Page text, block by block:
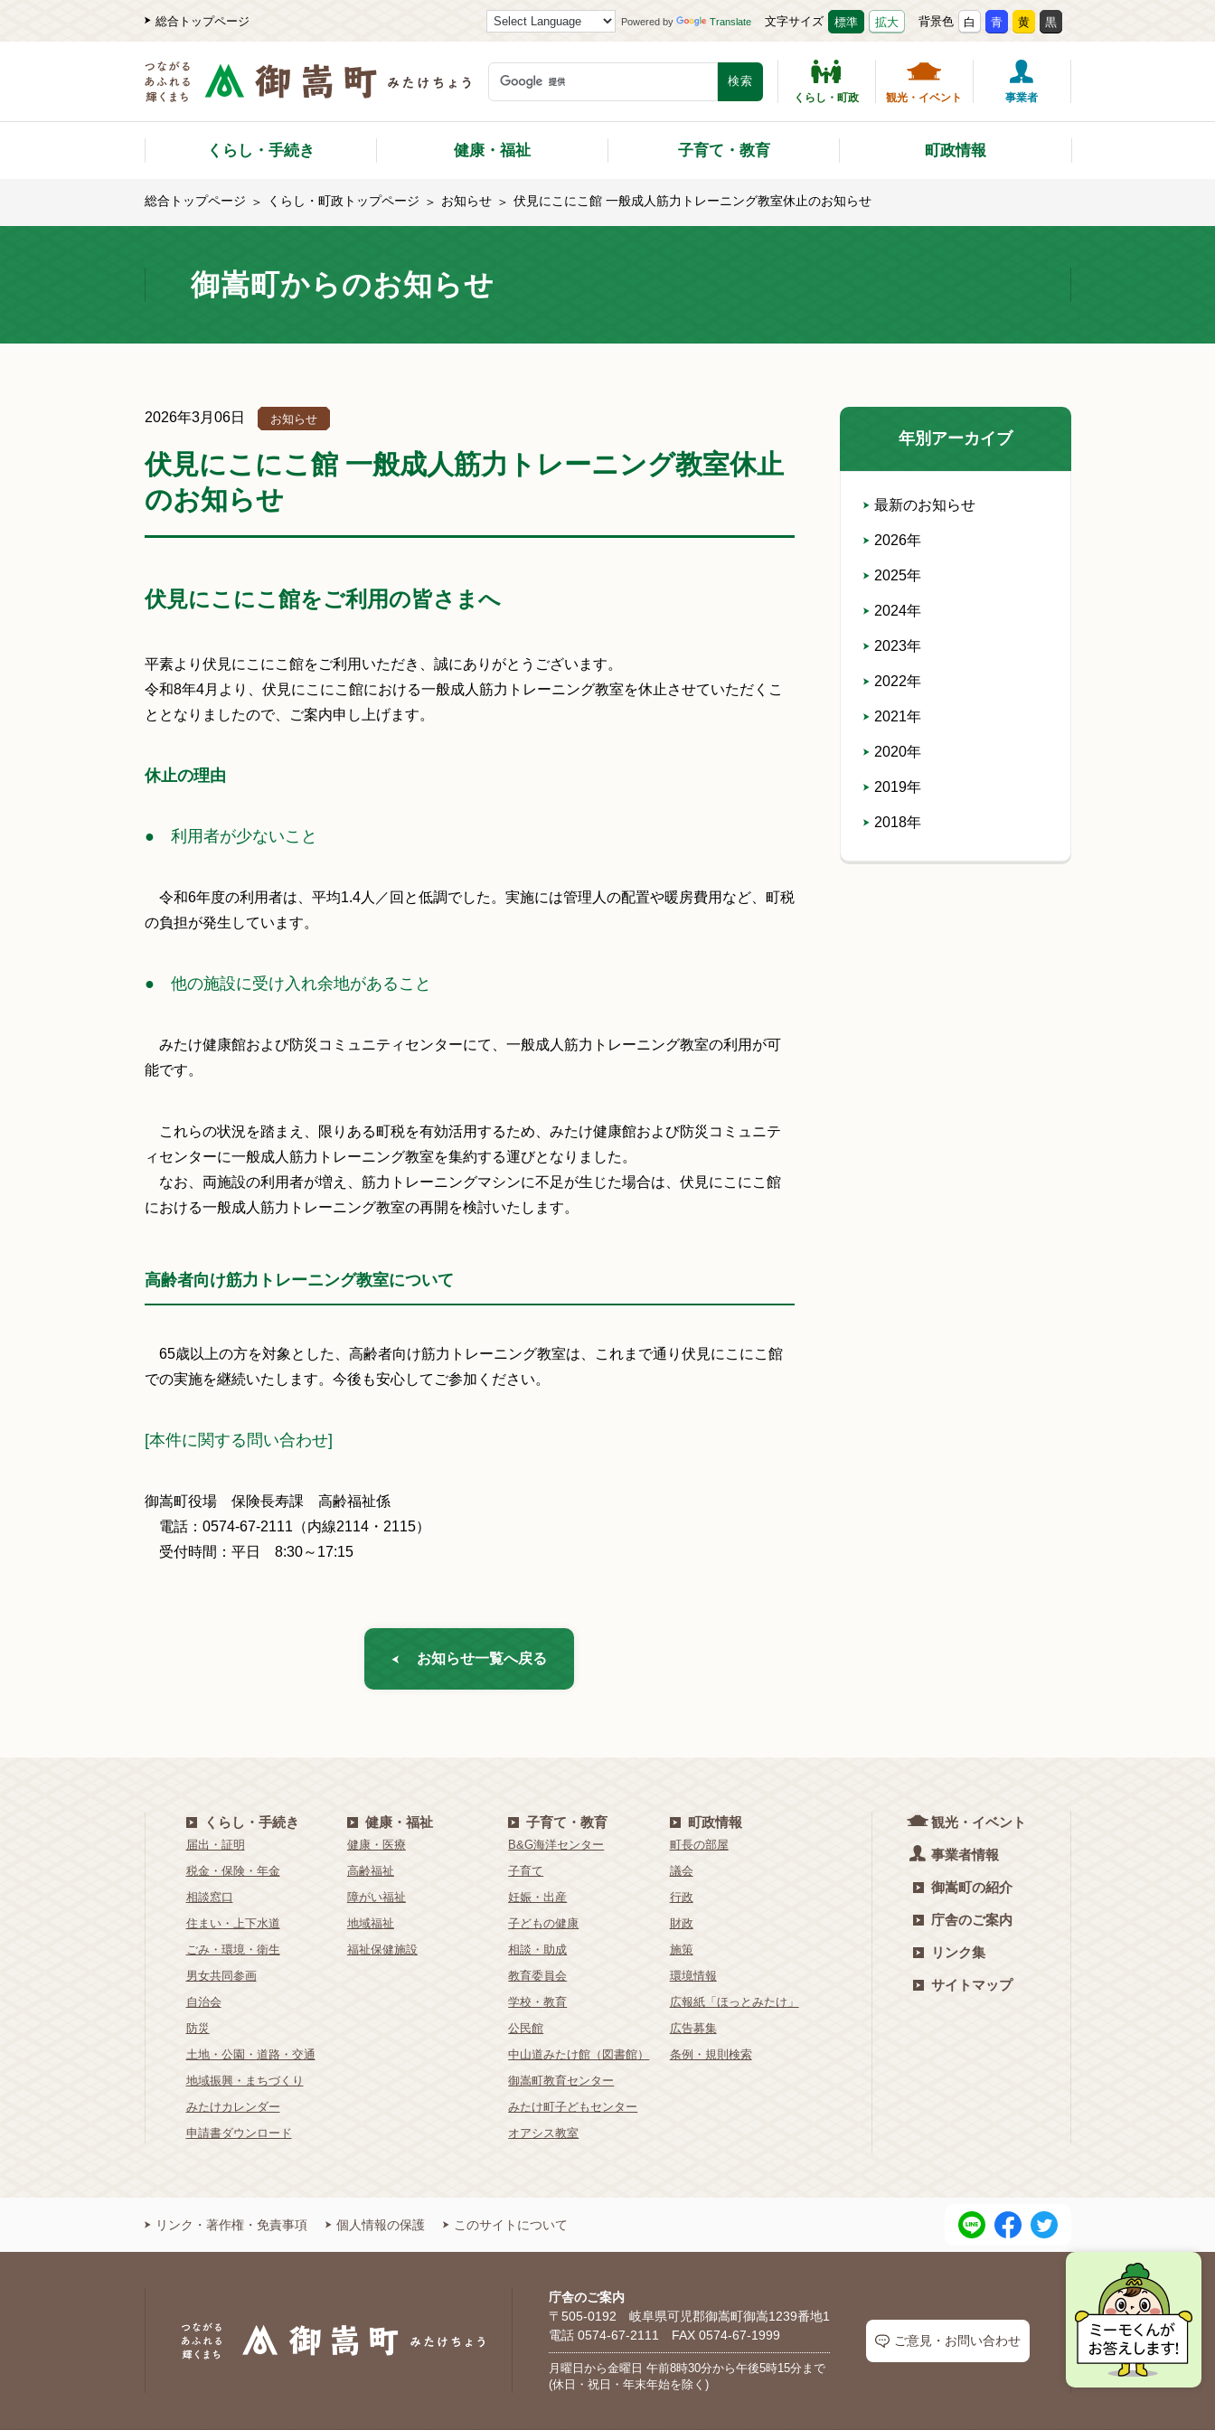
総合トップページ Powered by Translate 文字サイズ 標準 拡大 背景色 白 青 黄 黒
くらし・町政 観光・イベント 事業者
くらし・手続き 健康・福祉 子育て・教育 町政情報
総合トップページ くらし・町政トップページ お知らせ 伏見にこにこ館 一般成人筋力トレーニング教室休止のお知らせ
御嵩町からのお知らせ
2026年3月06日 お知らせ
伏見にこにこ館 一般成人筋力トレーニング教室休止
のお知らせ
伏見にこにこ館をご利用の皆さまへ
平素より伏見にこにこ館をご利用いただき、誠にありがとうございます。
令和8年4月より、伏見にこにこ館における一般成人筋力トレーニング教室を休止させていただくこ
ととなりましたので、ご案内申し上げます。
休止の理由
● 利用者が少ないこと
令和6年度の利用者は、平均1.4人／回と低調でした。実施には管理人の配置や暖房費用など、町税
の負担が発生しています。
● 他の施設に受け入れ余地があること
みたけ健康館および防災コミュニティセンターにて、一般成人筋力トレーニング教室の利用が可
能です。
これらの状況を踏まえ、限りある町税を有効活用するため、みたけ健康館および防災コミュニテ
ィセンターに一般成人筋力トレーニング教室を集約する運びとなりました。
なお、両施設の利用者が増え、筋力トレーニングマシンに不足が生じた場合は、伏見にこにこ館
における一般成人筋力トレーニング教室の再開を検討いたします。
高齢者向け筋力トレーニング教室について
65歳以上の方を対象とした、高齢者向け筋力トレーニング教室は、これまで通り伏見にこにこ館
での実施を継続いたします。今後も安心してご参加ください。
[本件に関する問い合わせ]
御嵩町役場 保険長寿課 高齢福祉係
電話：0574-67-2111（内線2114・2115）
受付時間：平日 8:30～17:15
お知らせ一覧へ戻る
年別アーカイブ
最新のお知らせ
2026年
2025年
2024年
2023年
2022年
2021年
2020年
2019年
2018年
くらし・手続き
届出・証明
税金・保険・年金
相談窓口
住まい・上下水道
ごみ・環境・衛生
男女共同参画
自治会
防災
土地・公園・道路・交通
地域振興・まちづくり
みたけカレンダー
申請書ダウンロード
健康・福祉
健康・医療
高齢福祉
障がい福祉
地域福祉
福祉保健施設
子育て・教育
B&G海洋センター
子育て
妊娠・出産
子どもの健康
相談・助成
教育委員会
学校・教育
公民館
中山道みたけ館（図書館）
御嵩町教育センター
みたけ町子どもセンター
オアシス教室
町政情報
町長の部屋
議会
行政
財政
施策
環境情報
広報紙「ほっとみたけ」
広告募集
条例・規則検索
観光・イベント
事業者情報
御嵩町の紹介
庁舎のご案内
リンク集
サイトマップ
リンク・著作権・免責事項 個人情報の保護 このサイトについて
庁舎のご案内
〒505-0192 岐阜県可児郡御嵩町御嵩1239番地1
電話 0574-67-2111 FAX 0574-67-1999
月曜日から金曜日 午前8時30分から午後5時15分まで
(休日・祝日・年末年始を除く)
ご意見・お問い合わせ